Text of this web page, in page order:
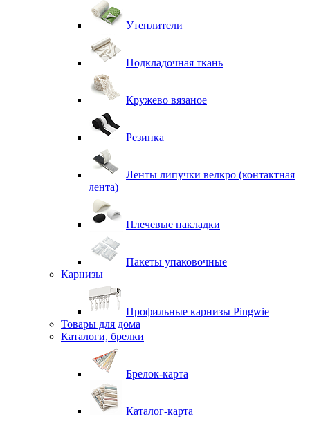
Утеплители
Подкладочная ткань
Кружево вязаное
Резинка
Ленты липучки велкро (контактная
лента)
Плечевые накладки
Пакеты упаковочные
Карнизы
Профильные карнизы Pingwie
Товары для дома
Каталоги, брелки
Брелок-карта
Каталог-карта